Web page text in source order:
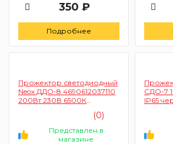
350 ₽
Подробнее
Прожектор светодиодный
Neox ДДО-8 4690612037110
200Вт 230В 6500К
(0)
Представлен в
магазине
СДО-7
IP65